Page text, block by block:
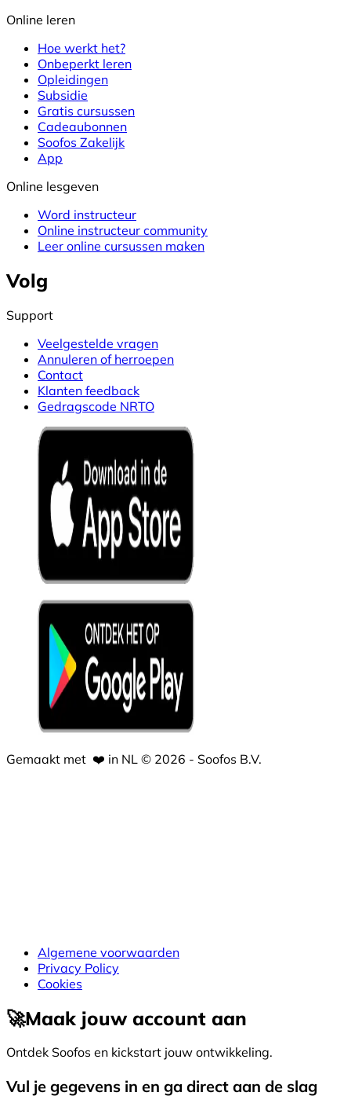
Online leren
Hoe werkt het?
Onbeperkt leren
Opleidingen
Subsidie
Gratis cursussen
Cadeaubonnen
Soofos Zakelijk
App
Online lesgeven
Word instructeur
Online instructeur community
Leer online cursussen maken
Volg
Support
Veelgestelde vragen
Annuleren of herroepen
Contact
Klanten feedback
Gedragscode NRTO
Gemaakt met ❤️ in NL © 2026 - Soofos B.V.
Algemene voorwaarden
Privacy Policy
Cookies
🚀Maak jouw account aan
Ontdek Soofos en kickstart jouw ontwikkeling.
Vul je gegevens in en ga direct aan de slag